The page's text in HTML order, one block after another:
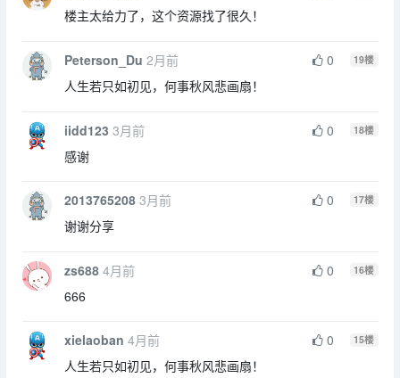
楼主太给力了，这个资源找了很久！
Peterson_Du 2月前 0 19楼
人生若只如初见，何事秋风悲画扇！
iidd123 3月前 0 18楼
感谢
2013765208 3月前 0 17楼
谢谢分享
zs688 4月前 0 16楼
666
xielaoban 4月前 0 15楼
人生若只如初见，何事秋风悲画扇！